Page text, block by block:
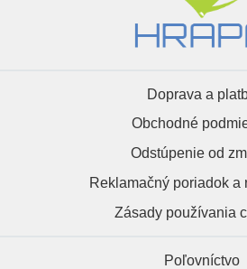
Doprava a
Obchodné
Odstúpenie od
Reklamačný poriadok a
Zásady používania
Poľovníctvo